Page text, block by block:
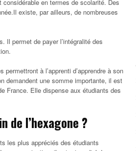
en termes de scolarité. Des
existe, par ailleurs, de nombreuses
Il permet de payer l’intégralité des
à l’apprenti d’apprendre à son
demandent une somme importante, il est
France. Elle dispense aux étudiants des
de l’hexagone ?
les plus appréciés des étudiants